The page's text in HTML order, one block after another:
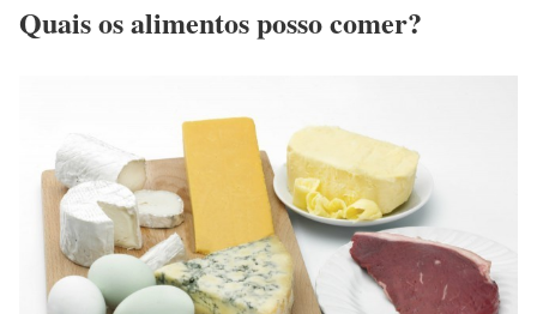
Quais os alimentos posso comer?